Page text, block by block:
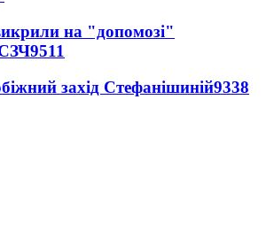
на "допомозі"
9511
захід Стефанішиній9338